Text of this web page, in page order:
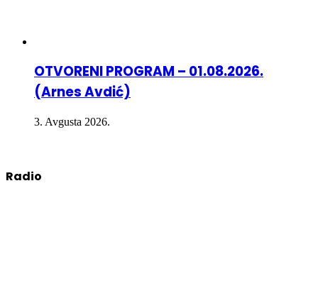
OTVORENI PROGRAM – 01.08.2026.
(Arnes Avdić)
3. Avgusta 2026.
Radio